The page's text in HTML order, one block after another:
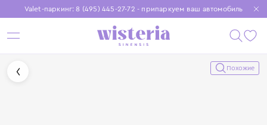
Valet-паркинг: 8 (495) 445-27-72 - припаркуем ваш автомобиль
Бесплатная доставка при заказе от 15 000 ₽
Установите приложение, чтобы покупки были еще удобнее
Похожие